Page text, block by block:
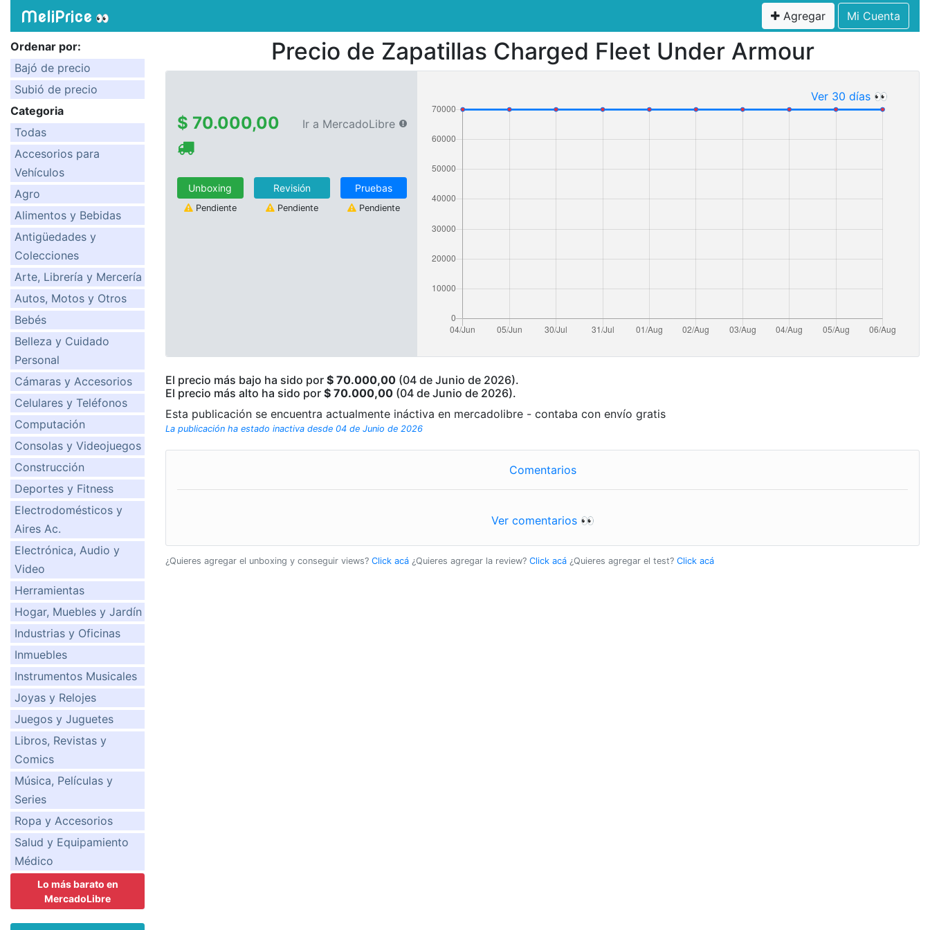
MeliPrice 👀 Agregar Mi Cuenta
Ordenar por:
Bajó de precio
Subió de precio
Categoria
Todas
Accesorios para
Vehículos
Agro
Alimentos y Bebidas
Antigüedades y
Colecciones
Arte, Librería y Mercería
Autos, Motos y Otros
Bebés
Belleza y Cuidado
Personal
Cámaras y Accesorios
Celulares y Teléfonos
Computación
Consolas y Videojuegos
Construcción
Deportes y Fitness
Electrodomésticos y
Aires Ac.
Electrónica, Audio y
Video
Herramientas
Hogar, Muebles y Jardín
Industrias y Oficinas
Inmuebles
Instrumentos Musicales
Joyas y Relojes
Juegos y Juguetes
Libros, Revistas y
Comics
Música, Películas y
Series
Ropa y Accesorios
Salud y Equipamiento
Médico
Lo más barato en
MercadoLibre
Precio de Zapatillas Charged Fleet Under Armour
$ 70.000,00 Ir a MercadoLibre
Unboxing
Pendiente
Revisión
Pendiente
Pruebas
Pendiente
Ver 30 días 👀
El precio más bajo ha sido por $ 70.000,00 (04 de Junio de 2026).
El precio más alto ha sido por $ 70.000,00 (04 de Junio de 2026).
Esta publicación se encuentra actualmente ináctiva en mercadolibre - contaba con envío gratis
La publicación ha estado inactiva desde 04 de Junio de 2026
Comentarios
Ver comentarios 👀
¿Quieres agregar el unboxing y conseguir views? Click acá ¿Quieres agregar la review? Click acá ¿Quieres agregar el test? Click acá